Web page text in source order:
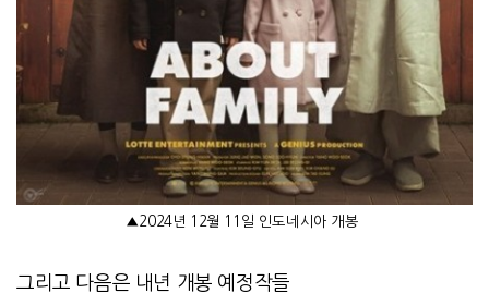
▲2024년 12월 11 일 인도네시아 개봉
그리고 다음은 내년 개봉 예정작들